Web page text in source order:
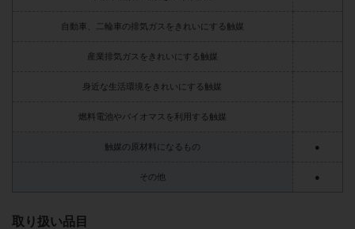
自動車、二輪車の排気ガスをきれいにする触媒
産業排気ガスをきれいにする触媒
身近な生活環境をきれいにする触媒
燃料電池やバイオマスを利用する触媒
触媒の原材料になるもの
その他
●
●
取り扱い品目